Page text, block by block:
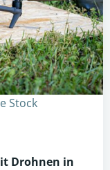
Stock
Drohnen in